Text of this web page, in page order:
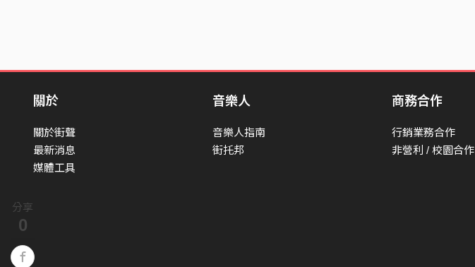
分享
0
關於
關於街聲
最新消息
媒體工具
音樂人
音樂人指南
街托邦
商務合作
行銷業務合作
非營利 / 校園合作